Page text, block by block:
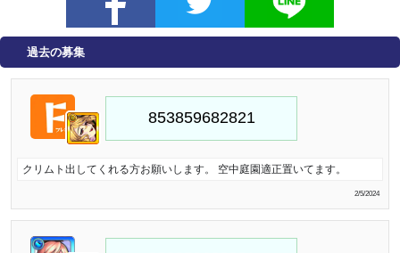
過去の募集
クリムト出してくれる方お願いします。 空中庭園適正置いてます。
2/5/2024